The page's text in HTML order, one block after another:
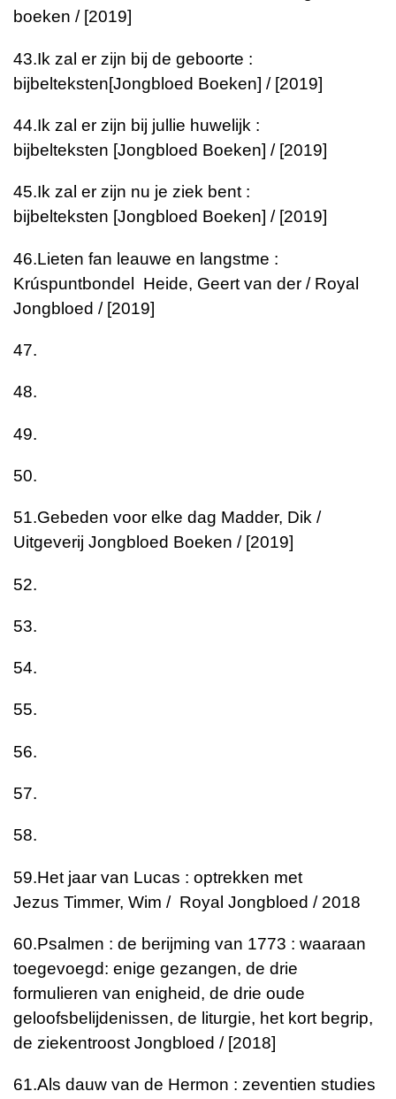
boeken / [2019]
43.Ik zal er zijn bij de geboorte :
bijbelteksten[Jongbloed Boeken] / [2019]
44.Ik zal er zijn bij jullie huwelijk :
bijbelteksten [Jongbloed Boeken] / [2019]
45.Ik zal er zijn nu je ziek bent :
bijbelteksten [Jongbloed Boeken] / [2019]
46.Lieten fan leauwe en langstme :
Krúspuntbondel Heide, Geert van der / Royal
Jongbloed / [2019]
47.
48.
49.
50.
51.Gebeden voor elke dag Madder, Dik /
Uitgeverij Jongbloed Boeken / [2019]
52.
53.
54.
55.
56.
57.
58.
59.Het jaar van Lucas : optrekken met
Jezus Timmer, Wim / Royal Jongbloed / 2018
60.Psalmen : de berijming van 1773 : waaraan
toegevoegd: enige gezangen, de drie
formulieren van enigheid, de drie oude
geloofsbelijdenissen, de liturgie, het kort begrip,
de ziekentroost Jongbloed / [2018]
61.Als dauw van de Hermon : zeventien studies